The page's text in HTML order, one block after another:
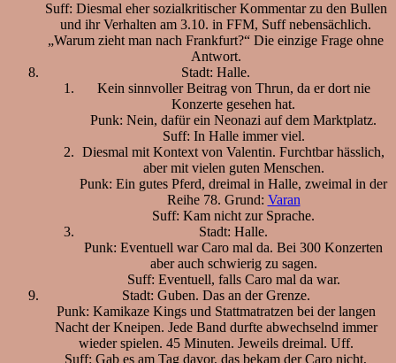
Suff: Diesmal eher sozialkritischer Kommentar zu den Bullen
und ihr Verhalten am 3.10. in FFM, Suff nebensächlich.
„Warum zieht man nach Frankfurt?“ Die einzige Frage ohne
Antwort.
Stadt: Halle.
Kein sinnvoller Beitrag von Thrun, da er dort nie
Konzerte gesehen hat.
Punk: Nein, dafür ein Neonazi auf dem Marktplatz.
Suff: In Halle immer viel.
Diesmal mit Kontext von Valentin. Furchtbar hässlich,
aber mit vielen guten Menschen.
Punk: Ein gutes Pferd, dreimal in Halle, zweimal in der
Reihe 78. Grund: Varan
Suff: Kam nicht zur Sprache.
Stadt: Halle.
Punk: Eventuell war Caro mal da. Bei 300 Konzerten
aber auch schwierig zu sagen.
Suff: Eventuell, falls Caro mal da war.
Stadt: Guben. Das an der Grenze.
Punk: Kamikaze Kings und Stattmatratzen bei der langen
Nacht der Kneipen. Jede Band durfte abwechselnd immer
wieder spielen. 45 Minuten. Jeweils dreimal. Uff.
Suff: Gab es am Tag davor, das bekam der Caro nicht,